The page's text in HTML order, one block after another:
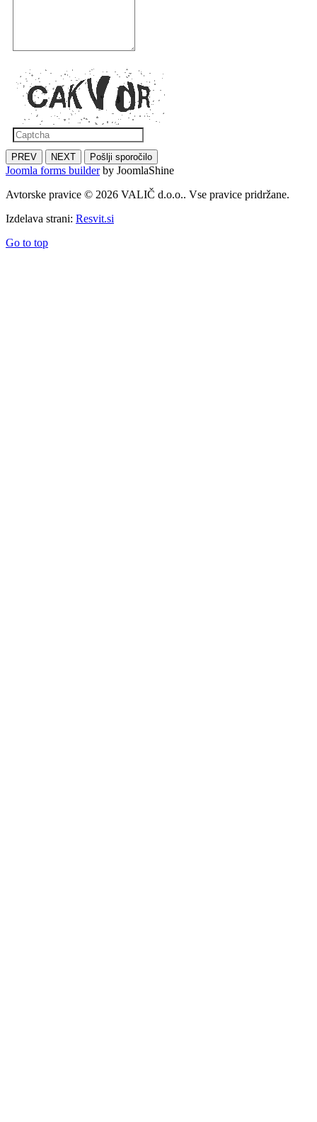
PREV NEXT Pošlji sporočilo
Joomla forms builderby JoomlaShine
Avtorske pravice © 2026 VALIČ d.o.o.. Vse pravice pridržane.
Izdelava strani: Resvit.si
Go to top